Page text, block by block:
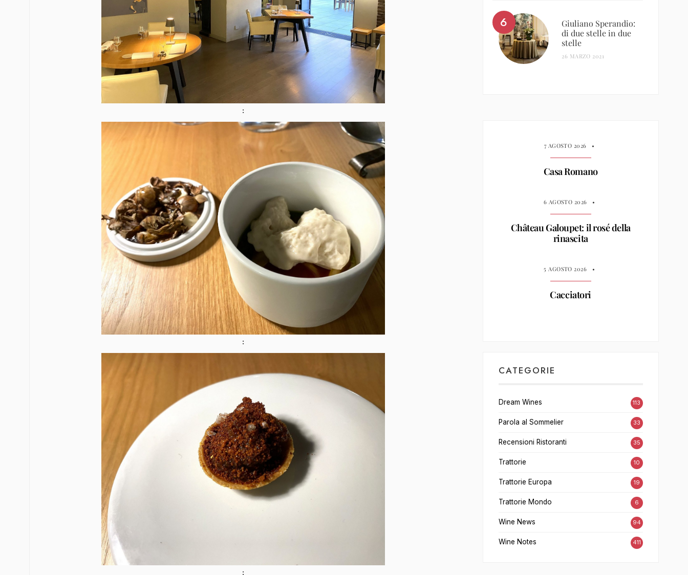
Giuliano Sperandio:
di due stelle in due
stelle
26 MARZO 2021
7 AGOSTO 2026 •
Casa Romano
6 AGOSTO 2026 •
Château Galoupet: il rosé della
rinascita
5 AGOSTO 2026 •
Cacciatori
CATEGORIE
Dream Wines 113
Parola al Sommelier 33
Recensioni Ristoranti 35
Trattorie 10
Trattorie Europa 19
Trattorie Mondo 6
Wine News 94
Wine Notes 411